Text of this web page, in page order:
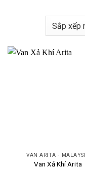
VAN ARITA -
Van Xả Khí Arita